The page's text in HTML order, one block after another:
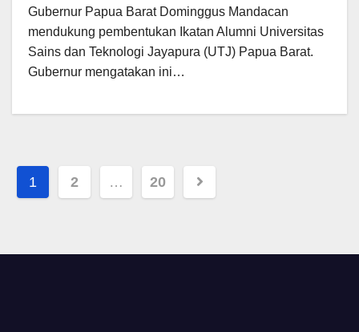
Gubernur Papua Barat Dominggus Mandacan
mendukung pembentukan Ikatan Alumni Universitas
Sains dan Teknologi Jayapura (UTJ) Papua Barat.
Gubernur mengatakan ini…
Posts
1 2 … 20